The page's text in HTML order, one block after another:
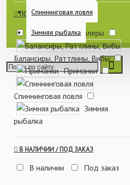
Спиннинговая ловля
Зимняя рыбалка
ПО КАТЕГОРИЯМ
Воблеры
Балансиры, Раттлины, Вибы
Приманки
Спиннинговая ловля
Зимняя
рыбалка
В НАЛИЧИИ / ПОД ЗАКАЗ
В наличии Под заказ